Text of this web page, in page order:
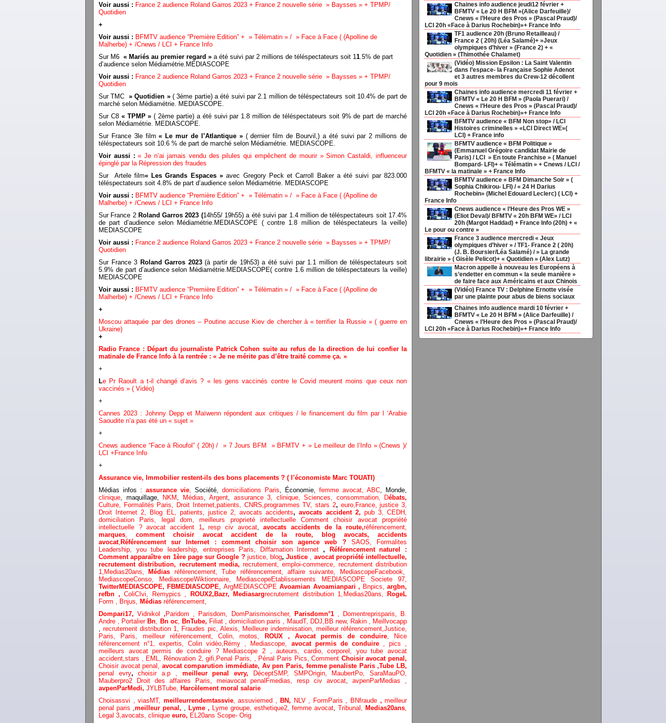
Voir aussi : France 2 audience Roland Garros 2023 + France 2 nouvelle série » Baysses » + TPMP/
Quotidien
+
Voir aussi : BFMTV audience “Première Edition” + » Télématin » / » Face à Face ( (Apolline de
Malherbe) + /Cnews / LCI + France Info
Sur M6 « Mariés au premier regard » a été suivi par 2 millions de téléspectateurs soit 1 1 .5% de part
d’audience selon Médiamétrie.MEDIASCOPE
Voir aussi : France 2 audience Roland Garros 2023 + France 2 nouvelle série » Baysses » + TPMP/
Quotidien
Sur TMC » Quotidien »( 3ème partie) a été suivi par 2.1 million de téléspectateurs soit 10.4% de part de
marché selon Médiamétrie. MEDIASCOPE.
Sur C8 « TPMP » ( 2ème partie) a été suivi par 1.8 million de téléspectateurs soit 9% de part de marché
selon Médiamétrie. MEDIASCOPE.
Sur France 3le film « Le mur de l’Atlantique »( dernier film de Bourvil,) a été suivi par 2 millions de
téléspectateurs soit 10.6 % de part de marché selon Médiamétrie. MEDIASCOPE.
Voir aussi : « Je n’ai jamais vendu des pilules qui empêchent de mourir » Simon Castaldi, influenceur
épinglé par la Répression des fraudes
Sur Artele film« Les Grands Espaces »avec Gregory Peck et Carroll Baker a été suivi par 823.000
téléspectateurs soit 4.8% de part d’audience selon Médiamétrie. MEDIASCOPE
Voir aussi : BFMTV audience “Première Edition” + » Télématin » / » Face à Face ( (Apolline de
Malherbe) + /Cnews / LCI + France Info
Sur France 2 Roland Garros 2023 (14h55/ 19h55) a été suivi par 1.4 million de téléspectateurs soit 17.4%
de part d’audience selon Médiamétrie.MEDIASCOPE ( contre 1.8 million de téléspectateurs la veille)
MEDIASCOPE
Voir aussi : France 2 audience Roland Garros 2023 + France 2 nouvelle série » Baysses » + TPMP/
Quotidien
Sur France 3 Roland Garros 2023(à partir de 19h53) a été suivi par 1.1 million de téléspectateurs soit
5.9% de part d’audience selon Médiamétrie.MEDIASCOPE( contre 1.6 million de téléspectateurs la veille)
MEDIASCOPE
Voir aussi : BFMTV audience “Première Edition” + » Télématin » / » Face à Face ( (Apolline de
Malherbe) + /Cnews / LCI + France Info
+
Moscou attaquée par des drones – Poutine accuse Kiev de chercher à « terrifier la Russie » ( guerre en
Ukraine)
+
Radio France : Départ du journaliste Patrick Cohen suite au refus de la direction de lui confier la
matinale de France Info à la rentrée : « Je ne mérite pas d’être traité comme ça. »
+
Le Pr Raoult a t-il changé d’avis ? « les gens vaccinés contre le Covid meurent moins que ceux non
vaccinés » ( Vidéo)
+
Cannes 2023 : Johnny Depp et Maïwenn répondent aux critiques / le financement du film par l ‘Arabie
Saoudite n’a pas été un « sujet »
+
Cnews audience “Face à Rioufol” ( 20h) / » 7 Jours BFM » BFMTV + » Le meilleur de l’Info » (Cnews )/
LCI +France Info
+
Assurance vie, Immobilier restent-ils des bons placements ? ( l’économiste Marc TOUATI)
Médias infos : assurance vie Société, domiciliations Paris , Économie, femme avocat, ABC , Monde,
clinique , maquillage, NKM Médias Argent assurance 3, clinique, Sciences, consommation, Débats,
Culture,
Formalités Paris, Droit Internet, patients , CNRS,programmes TV,stars 2, euro, France,justice 3
Droit Internet 2
Blog EL , patients, justice 2,avocats accidents,avocats accident 2, pub 3, CEDH
domiciliation Paris,
legal dom,meilleurs proprieté intellectuelleComment choisir avocat propriété
intellectuelle ?avocat accident 1 ,resp civ avocat,avocats accidents de la route,référencement,
marques ,comment choisir avocat accident de la route, blog avocats, accidents
avocat, Référencement sur Internet : comment choisir son agence web ? SAOS
Formalites
Leadership, you tube leadership, entreprises Paris Diffamation Internet,
Référencement naturel :
Comment apparaître en 1ère page sur Google ? justice, blog,Justice
avocat propriété intellectuelle,
recrutement distribution, recrutement media,recrutement,emploi-commerce, recrutement distribution
1, Medias20ans, Médias référencement,Tube référencement, affaire suivante,
MediascopeFacebook,
MediascopeConso,
MediascopeWiktionnaire, MediascopeEtablissements
MEDIASCOPE Societe 97,
TwitterMEDIASCOPE, FBMEDIASCOPE ,ArgMEDIASCOPEAvoamian Avoamianpari , Bnpics,argbn,
refbn ,ColiCIvi, Remypics , ROUX2, Bazr, Mediasargrecrutement distribution1, Medias20ans,
RogeL
Form ,
Bnjus, Médias référencement,
Dompari17,Vidnikol, Paridom , Parisdom, DomParismoinscher, Parisdomn°1 Domentreprisparis,
B.
Andre ,
Portalier Bn Bn oc, BnTube, Filiat,domiciliation paris MaudT, DDJ, BB new, Rakin ,
Meillvocapp
,recrutement distribution 1, Fraudes pic, Alexis Meilleure indeminisation, meilleur référencement ,Justice
Paris,
Paris, meilleur référencement, Colin ,motos, ROUX , Avocat permis de conduire,
Nice
référencement n°1,expertis,Colin vidéo, Rémy Mediascope, avocat permis de conduire, pics
meilleurs avocat permis de conduire ?
Mediascope 2 ,auteurs, cardio,corpore
you tube avocat
accident, stars EML, Rénovation 2, gifi, Penal Paris, Pénal Paris Pics,Comment Choisir avocat penal,
Choisir avocat penal, avocat comparution immédiate, Av pen Paris, femme penaliste Paris,Tube LB,
penal evry,choisir a.p , meilleur penal evry, DéceptSMP, SMPOrigin, MaubertPo,SaraMauPO,
Mauberpro2
Droit des affaires Paris, meiavocat penalFmedias,resp civ avocat ,avpenParMedias ,
avpenParMedi, JYLBTube,
Harcèlement moral salarie
Choisassvi ,viasMT, meilleurrendemtassvie,assuviemed , BN, NLV , FormParis , BNfraude ,meilleur
penal paris
meilleur penal, Lyme , Lyme groupe, esthetique2, femme avocat Tribunal, Medias20ans
Legal 3 avocats, clinique euro, EL20ans Scope- Orig
Chaines info audience jeudi12 février +
BFMTV « Le 20 H BFM »(Alice Darfeuille)/
Cnews « l’Heure des Pros » (Pascal Praud)/
LCI 20h «Face à Darius Rochebin)»+ France Info
TF1 audience 20h (Bruno Retailleau) /
France 2 ( 20h) (Léa Salamé)+ »Jeux
olympiques d’hiver » (France 2) + «
Quotidien » (Thimothée Chalamet)
(Vidéo) Mission Epsilon : La Saint Valentin
dans l’espace- la Française Sophie Adenot
et 3 autres membres du Crew-12 décollent
pour 9 mois
Chaines info audience mercredi 11 février +
BFMTV « Le 20 H BFM » (Paola Puerari) /
Cnews « l’Heure des Pros » (Pascal Praud)/
LCI 20h «Face à Darius Rochebin)»+ France Info
BFMTV audience « BFM Non stop» / LCI
Histoires criminelles » «LCI Direct WE»(
LCI) + France info
BFMTV audience « BFM Politique »
(Emmanuel Grégoire candidat Mairie de
Paris) / LCI » En toute Franchise » ( Manuel
Bompard- LFI)+ « Télématin » + Cnews / LCI /
BFMTV « la matinale » + France Info
BFMTV audience « BFM Dimanche Soir » (
Sophia Chikirou- LFI) / « 24 H Darius
Rochebin» (Michel Edouard Leclerc) ( LCI) +
France Info
Cnews audience « l’Heure des Pros WE »
(Eliot Deval)/ BFMTV « 20h BFM WE» / LCI
20h (Margot Haddad) + France Info (20h) + «
Le pour ou contre »
France 3 audience mercredi « Jeux
olympiques d’hiver » / TF1- France 2 ( 20h)
(J. B. Boursier/Léa Salamé) / » La grande
librairie » ( Gisèle Pelicot)+ « Quotidien » (Alex Lutz)
Macron appelle à nouveau les Européens à
s’endetter en commun « la seule manière »
de faire face aux Américains et aux Chinois
(Vidéo) France TV : Delphine Ernotte visée
par une plainte pour abus de biens sociaux
Chaines info audience mardi 10 février +
BFMTV « Le 20 H BFM » (Alice Darfeuille) /
Cnews « l’Heure des Pros » (Pascal Praud)/
LCI 20h «Face à Darius Rochebin)»+ France Info